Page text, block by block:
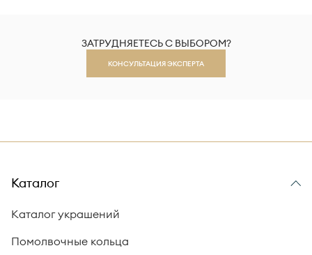
ЗАТРУДНЯЕТЕСЬ С ВЫБОРОМ?
КОНСУЛЬТАЦИЯ ЭКСПЕРТА
Каталог
Каталог украшений
Помолвочные кольца